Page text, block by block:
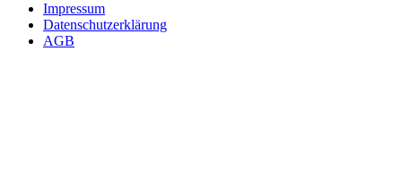
Impressum
Datenschutzerklärung
AGB